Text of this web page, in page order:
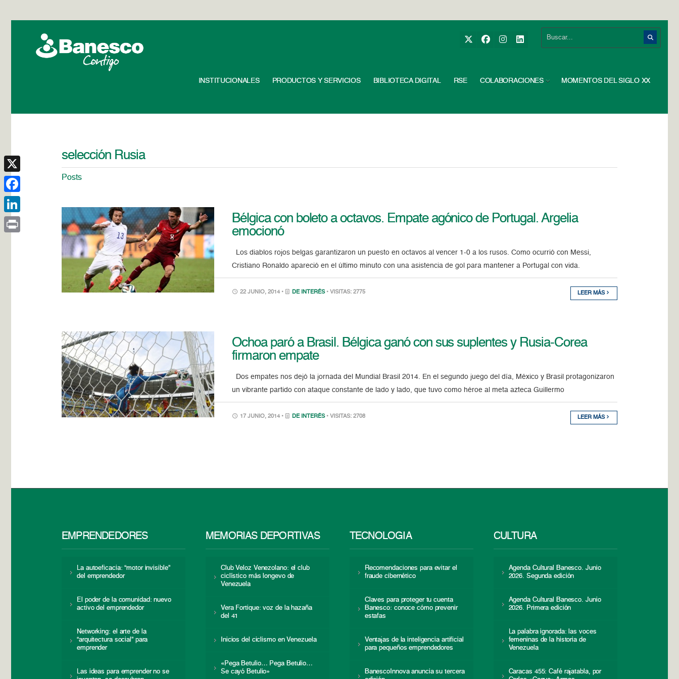
INSTITUCIONALES PRODUCTOS Y SERVICIOS BIBLIOTECA DIGITAL RSE COLABORACIONES MOMENTOS DEL SIGLO XX
selección Rusia
Posts
Bélgica con boleto a octavos. Empate agónico de Portugal. Argelia
emocionó
Los diablos rojos belgas garantizaron un puesto en octavos al vencer 1-0 a los rusos. Como ocurrió con Messi,
Cristiano Ronaldo apareció en el último minuto con una asistencia de gol para mantener a Portugal con vida.
22 JUNIO, 2014 • DE INTERÉS • VISITAS: 2775 LEER MÁS
Ochoa paró a Brasil. Bélgica ganó con sus suplentes y Rusia-Corea
firmaron empate
Dos empates nos dejó la jornada del Mundial Brasil 2014. En el segundo juego del día, México y Brasil protagonizaron
un vibrante partido con ataque constante de lado y lado, que tuvo como héroe al meta azteca Guillermo
17 JUNIO, 2014 • DE INTERÉS • VISITAS: 2708 LEER MÁS
EMPRENDEDORES
La autoeficacia: “motor invisible”
del emprendedor
El poder de la comunidad: nuevo
activo del emprendedor
Networking: el arte de la
“arquitectura social” para
emprender
Las ideas para emprender no se
MEMORIAS DEPORTIVAS
Club Veloz Venezolano: el club
ciclístico más longevo de
Venezuela
Vera Fortique: voz de la hazaña
del 41
Inicios del ciclismo en Venezuela
«Pega Betulio… Pega Betulio…
Se cayó Betulio»
TECNOLOGÍA
Recomendaciones para evitar el
fraude cibernético
Claves para proteger tu cuenta
Banesco: conoce cómo prevenir
estafas
Ventajas de la inteligencia artificial
para pequeños emprendedores
BanescoInnova anuncia su tercera
CULTURA
Agenda Cultural Banesco. Junio
2026. Segunda edición
Agenda Cultural Banesco. Junio
2026. Primera edición
La palabra ignorada: las voces
femeninas de la historia de
Venezuela
Caracas 455: Café rajatabla, por
X
Facebook
LinkedIn